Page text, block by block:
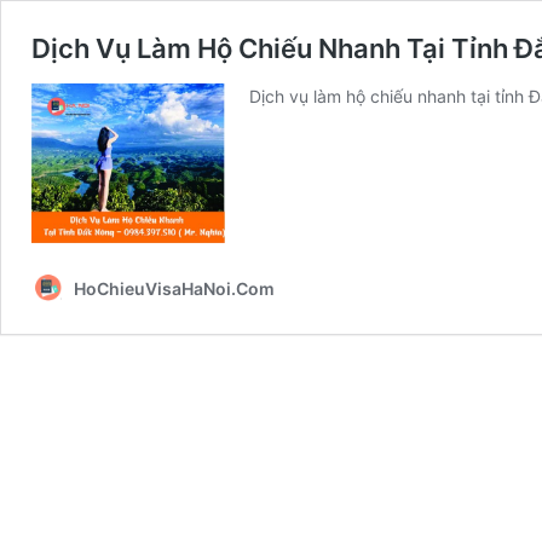
Dịch Vụ Làm Hộ Chiếu Nhanh Tại Tỉnh
Dịch vụ làm hộ chiếu nhanh tại tỉnh
HoChieuVisaHaNoi.Com